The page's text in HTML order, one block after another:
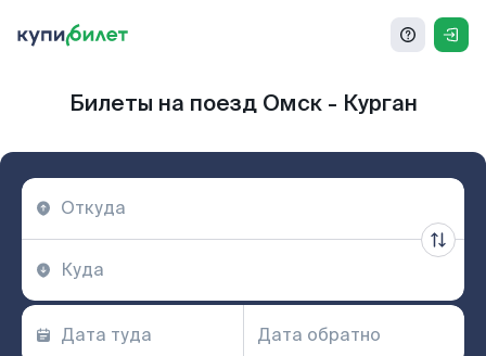
Билеты на поезд Омск - Курган